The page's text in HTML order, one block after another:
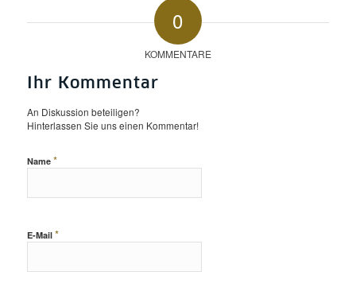
0
KOMMENTARE
Ihr Kommentar
An Diskussion beteiligen?
Hinterlassen Sie uns einen Kommentar!
Name *
E-Mail *